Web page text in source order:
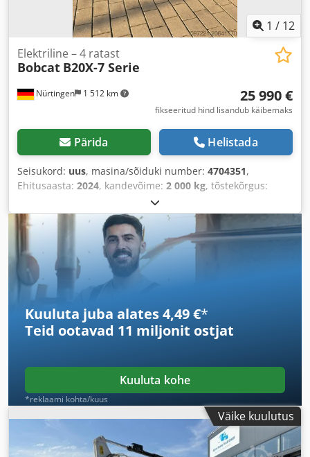
1 / 12
Nürtingen 1 512 km
Elektriline – 4 ratast
Bobcat B20X-7 Serie
25 990 €
fikseeritud hind lisandub käibemaks
Pärida Helistada
Seisukord: uus, masina/sõiduki number: 4704351,
Ehitusaasta: 2024, kandevõime: 2 000 kg, tõstekõrgus:
, vaba tõstekõrgus:1 000 mm
mm, kütuse tüüp:elektriline, masti tüüp:kolmekordne
(triplex)
, ehituskõrgus:2 230 mm , kahvli pikkus:1 200
Kuuluta juba alates 4,49 €*
Teid ootavad 11 miljonit ostjat
Kuuluta kohe
*reklaami kohta/kuus
Väike kuulutus